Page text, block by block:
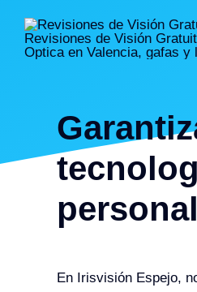
garantiza una visión saludable con
En Irisvisión Espejo,